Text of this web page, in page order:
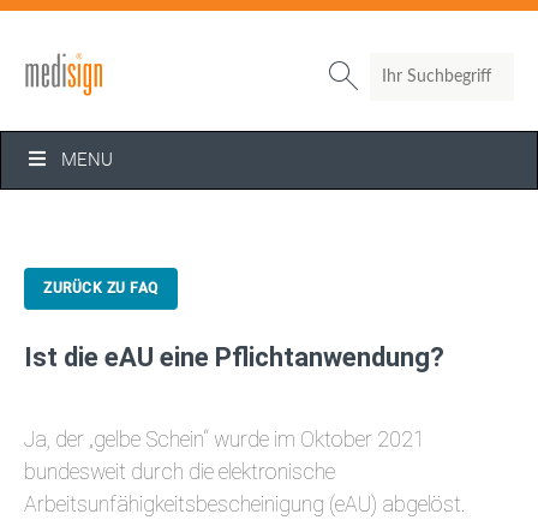
 Search
MENU
ZURÜCK ZU FAQ
Ist die eAU eine Pflichtanwendung?
Ja, der „gelbe Schein“ wurde im Oktober 2021
bundesweit durch die elektronische
Arbeitsunfähigkeitsbescheinigung (eAU) abgelöst.